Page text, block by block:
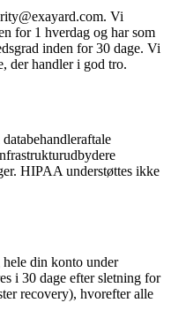
Vi
for 1 hverdag og har som
inden for 30 dage. Vi
der handler i god tro.
HIPAA understøttes ikke
din konto under
i 30 dage efter sletning for
recovery), hvorefter alle